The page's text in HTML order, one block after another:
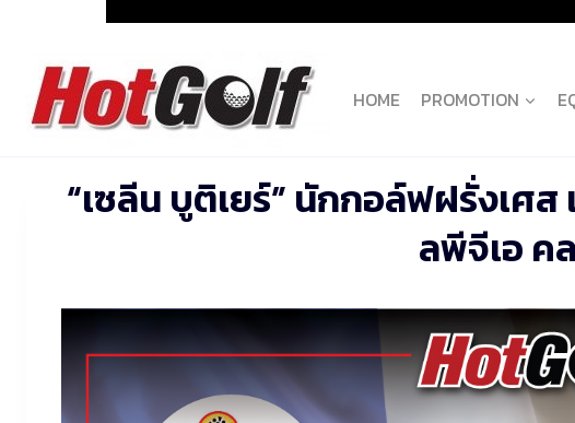
content
HOME PROMOTION
“เซลีน บูติเยร์” นักกอล์ฟฝรั่งเศ
ลพีจีเอ ค